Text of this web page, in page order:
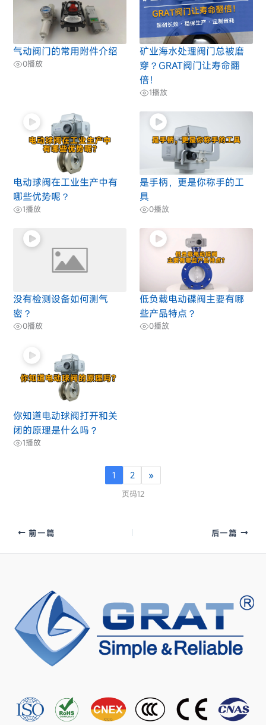
气动阀门的常用附件介绍
0播放
矿业海水处理阀门总被磨
穿？GRAT阀门让寿命翻
倍！
1播放
电动球阀在工业生产中有
哪些优势呢？
1播放
是手柄，更是你称手的工
具
0播放
没有检测设备如何测气
密？
0播放
低负载电动碟阀主要有哪
些产品特点？
0播放
你知道电动球阀打开和关
闭的原理是什么吗？
1播放
1 2 »
页码12
前一篇 后一篇